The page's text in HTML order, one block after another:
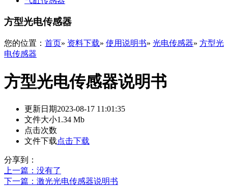
方型光电传感器
您的位置： 首页» 资料下载» 使用说明书» 光电传感器» 方型光
电传感器
方型光电传感器说明书
更新日期2023-08-17 11:01:35
文件大小1.34 Mb
点击次数
文件下载点击下载
分享到：
上一篇 ：没有了
下一篇 ：激光光电传感器说明书